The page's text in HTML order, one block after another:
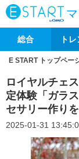
総合 ト
E START トップペー
ロイヤルチェ
定体験「ガラ
セサリー作り
2025-01-31